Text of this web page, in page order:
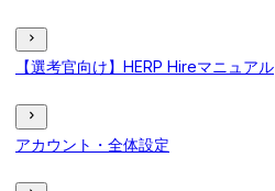
【選考官向け】HERP Hireマニュアル
アカウント・全体設定